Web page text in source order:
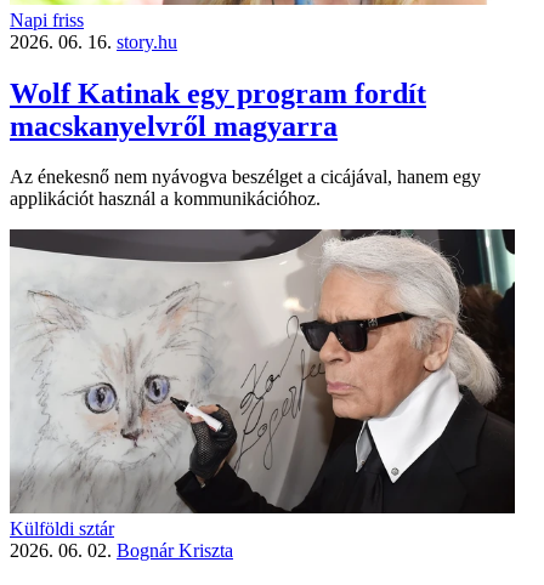
Napi friss
2026. 06. 16. story.hu
Wolf Katinak egy program fordít
macskanyelvről magyarra
Az énekesnő nem nyávogva beszélget a cicájával, hanem egy
applikációt használ a kommunikációhoz.
Külföldi sztár
2026. 06. 02. Bognár Kriszta